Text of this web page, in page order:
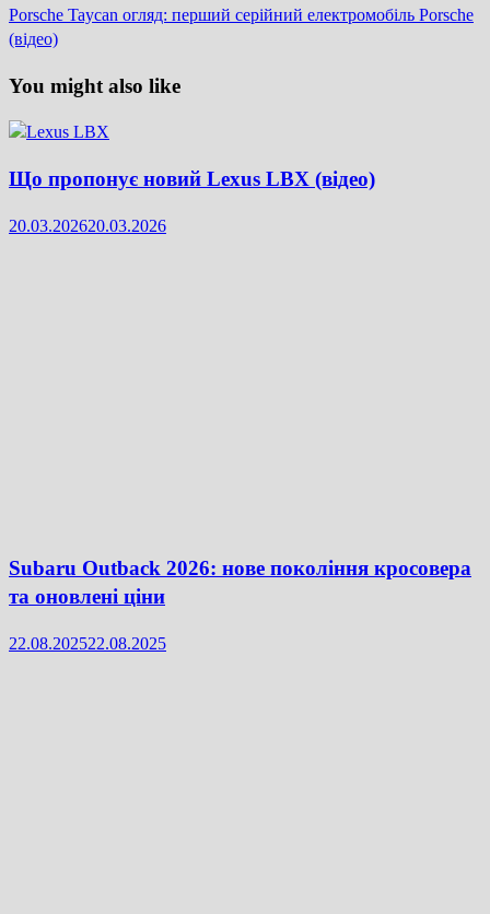
post:
Porsche Taycan огляд: перший серійний електромобіль Porsche
(відео)
You might also like
Що пропонує новий Lexus LBX (відео)
20.03.202620.03.2026
Subaru Outback 2026: нове покоління кросовера
та оновлені ціни
22.08.202522.08.2025